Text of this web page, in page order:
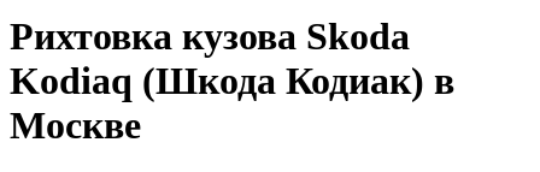
Рихтовка кузова Skoda
Kodiaq (Шкода Кодиак) в
Москве